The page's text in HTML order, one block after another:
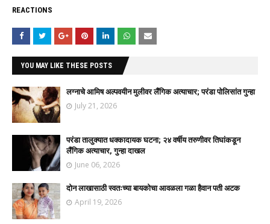
REACTIONS
YOU MAY LIKE THESE POSTS
लग्नाचे आमिष अल्पवयीन मुलीवर लैंगिक अत्याचार; परंडा पोलिसांत गुन्हा
July 21, 2026
परंडा तालुक्यात धक्कादायक घटना; २४ वर्षीय तरुणीवर तिघांकडून
लैंगिक अत्याचार, गुन्हा दाखल
June 06, 2026
दोन लाखासाठी स्वतःच्या बायकोचा आवळला गळा हैवान पती अटक
April 19, 2026